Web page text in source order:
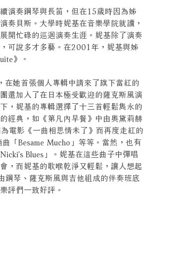
演奏鋼琴與長笛，但在15歲時因為姊
奏貝斯。大學時妮基在音樂學院就讀，
開忙碌的巡迴演奏生涯。妮基除了演奏
可說多才多藝。在2001年，妮基與姊
》。
在她首張個人專輯中請來了旗下當紅的
還加入了在日本極受歡迎的薩克斯風演
，妮基的專輯選擇了十三首輕鬆雋永的
經典，如《第凡內早餐》中由奧黛莉赫
電影《一曲相思情未了》而再度走紅的
「Besame Mucho」等等。當然，也有
Blues」。妮基在這些曲子中彈唱
，而妮基的歌喉乾淨又輕鬆，讓人想起
鋼琴、薩克斯風與吉他組成的伴奏班底
評們一致好評。